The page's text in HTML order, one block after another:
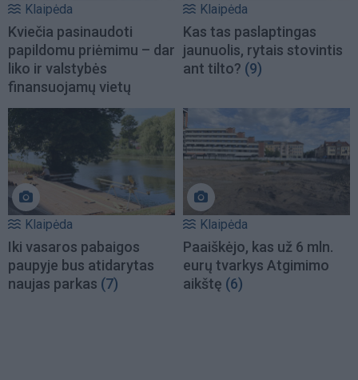
Klaipėda
Kviečia pasinaudoti
papildomu priėmimu – dar
liko ir valstybės
finansuojamų vietų
Klaipėda
Kas tas paslaptingas
jaunuolis, rytais stovintis
ant tilto? (9)
Klaipėda
Iki vasaros pabaigos
paupyje bus atidarytas
naujas parkas (7)
Klaipėda
Paaiškėjo, kas už 6 mln.
eurų tvarkys Atgimimo
aikštę (6)